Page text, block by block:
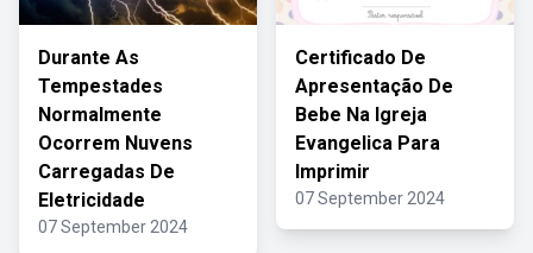
Durante As
Tempestades
Normalmente
Ocorrem Nuvens
Carregadas De
Eletricidade
07 September 2024
Certificado De
Apresentação De
Bebe Na Igreja
Evangelica Para
Imprimir
07 September 2024